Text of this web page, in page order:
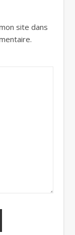
site dans